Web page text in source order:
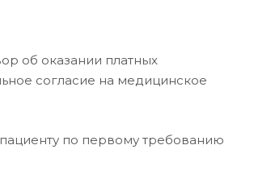
об оказании платных
согласие на медицинское
по первому требованию